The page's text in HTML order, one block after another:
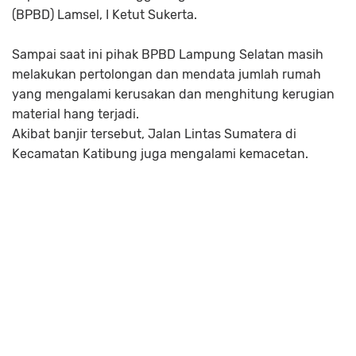
(BPBD) Lamsel, I Ketut Sukerta.
Sampai saat ini pihak BPBD Lampung Selatan masih
melakukan pertolongan dan mendata jumlah rumah
yang mengalami kerusakan dan menghitung kerugian
material hang terjadi.
Akibat banjir tersebut, Jalan Lintas Sumatera di
Kecamatan Katibung juga mengalami kemacetan.